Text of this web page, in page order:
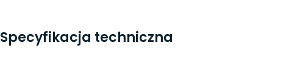
Specyfikacja techniczna